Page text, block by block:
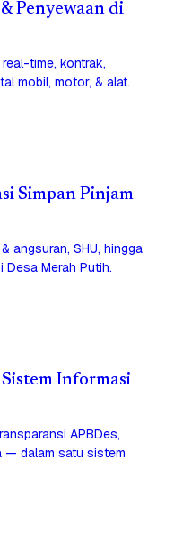
Penyewaan di
time, kontrak,
mobil, motor, & alat.
Simpan Pinjam
angsuran, SHU, hingga
Merah Putih.
Informasi
APBDes,
— dalam satu sistem